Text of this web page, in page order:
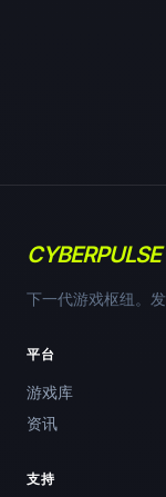
CYBERPULSE
下一代游戏枢纽。
平台
游戏库
资讯
支持